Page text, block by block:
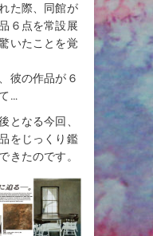
た際、同館が
６点を常設展
いたことを覚
彼の作品が６
…
となる今回、
をじっくり鑑
きたのです。